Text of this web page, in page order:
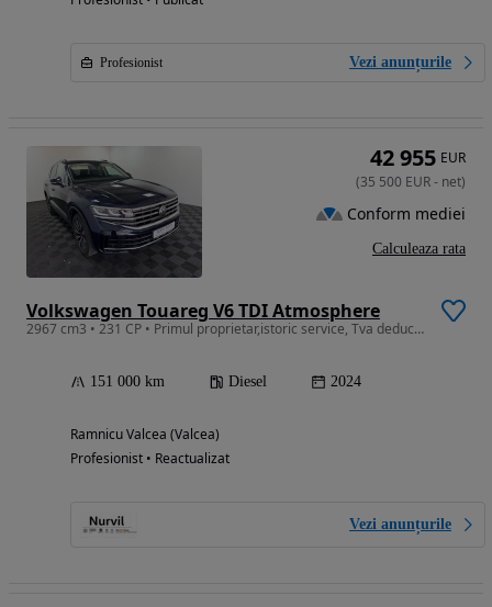
Profesionist Vezi anunțurile
Volkswagen Touareg V6 TDI Atmosphere
2967 cm3 • 231 CP • Primul proprietar,istoric service, Tva deductibil
151 000 km Diesel 2024
Ramnicu Valcea (Valcea)
Profesionist • Reactualizat
Vezi anunțurile
42 955 EUR
(35 500 EUR- net)
Conform mediei
Calculeaza rata